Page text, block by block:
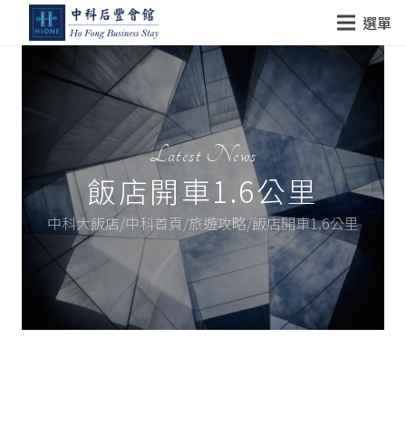
選單
Latest News
飯店開車1.6公里
中科大飯店/中科首頁/旅遊攻略/飯店開車1.6公里